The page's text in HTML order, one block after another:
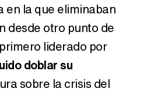
en la que eliminaban
desde otro punto de
liderado por
doblar su
sobre la crisis del